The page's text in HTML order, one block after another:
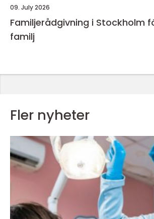
09. July 2026
Familjerådgivning i Stockholm
familj
Fler nyheter